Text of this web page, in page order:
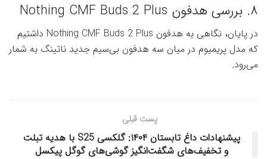
۸. بررسی هدفون Nothing CMF Buds 2 Plus
در پایان، نگاهی به هدفون Nothing CMF Buds 2 Plus داشتیم
که مدل پریمیوم در میان سه هدفون بی‌سیم جدید ناتینگ به شمار
می‌رود.
پست قبلی
پیشنهادات داغ تابستان ۱۴۰۴: گلکسی S25 با هدیه تبلت
و تخفیف‌های شگفت‌انگیز گوشی‌های گوگل پیکسل